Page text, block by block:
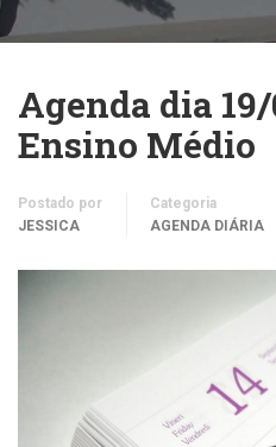
Agenda dia
Ensino Médio
Postado por
JESSICA
Categoria
AGENDA DIÁRIA